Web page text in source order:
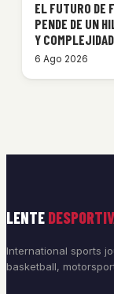
EL FUTURO DE
PENDE DE UN
Y
6 Ago 2026
LENTE
International sports
basketball,